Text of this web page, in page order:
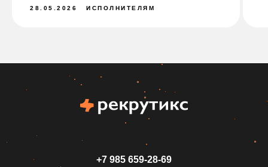
28.05.2026 ИСПОЛНИТЕЛЯМ
+7 985 659‑28-69